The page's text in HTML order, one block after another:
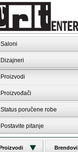
Saloni
Dizajneri
Proizvodi
Proizvođači
Status poručene robe
Postavite pitanje
Brendovi